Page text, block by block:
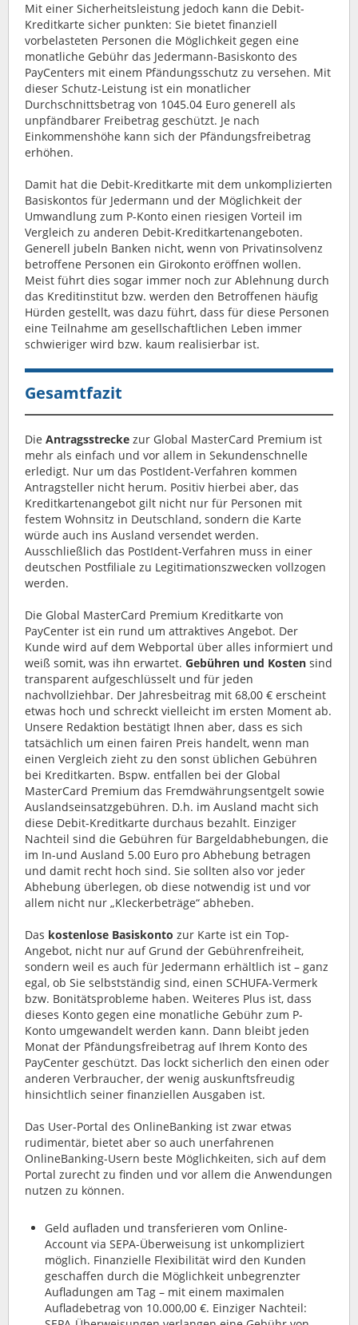
Mit einer Sicherheitsleistung jedoch kann die Debit-
Kreditkarte sicher punkten: Sie bietet finanziell
vorbelasteten Personen die Möglichkeit gegen eine
monatliche Gebühr das Jedermann-Basiskonto des
PayCenters mit einem Pfändungsschutz zu versehen. Mit
dieser Schutz-Leistung ist ein monatlicher
Durchschnittsbetrag von 1045.04 Euro generell als
unpfändbarer Freibetrag geschützt. Je nach
Einkommenshöhe kann sich der Pfändungsfreibetrag
erhöhen.
Damit hat die Debit-Kreditkarte mit dem unkomplizierten
Basiskontos für Jedermann und der Möglichkeit der
Umwandlung zum P-Konto einen riesigen Vorteil im
Vergleich zu anderen Debit-Kreditkartenangeboten.
Generell jubeln Banken nicht, wenn von Privatinsolvenz
betroffene Personen ein Girokonto eröffnen wollen.
Meist führt dies sogar immer noch zur Ablehnung durch
das Kreditinstitut bzw. werden den Betroffenen häufig
Hürden gestellt, was dazu führt, dass für diese Personen
eine Teilnahme am gesellschaftlichen Leben immer
schwieriger wird bzw. kaum realisierbar ist.
Gesamtfazit
Die Antragsstrecke zur Global MasterCard Premium ist
mehr als einfach und vor allem in Sekundenschnelle
erledigt. Nur um das PostIdent-Verfahren kommen
Antragsteller nicht herum. Positiv hierbei aber, das
Kreditkartenangebot gilt nicht nur für Personen mit
festem Wohnsitz in Deutschland, sondern die Karte
würde auch ins Ausland versendet werden.
Ausschließlich das PostIdent-Verfahren muss in einer
deutschen Postfiliale zu Legitimationszwecken vollzogen
werden.
Die Global MasterCard Premium Kreditkarte von
PayCenter ist ein rund um attraktives Angebot. Der
Kunde wird auf dem Webportal über alles informiert und
weiß somit, was ihn erwartet. Gebühren und Kosten sind
transparent aufgeschlüsselt und für jeden
nachvollziehbar. Der Jahresbeitrag mit 68,00 € erscheint
etwas hoch und schreckt vielleicht im ersten Moment ab.
Unsere Redaktion bestätigt Ihnen aber, dass es sich
tatsächlich um einen fairen Preis handelt, wenn man
einen Vergleich zieht zu den sonst üblichen Gebühren
bei Kreditkarten. Bspw. entfallen bei der Global
MasterCard Premium das Fremdwährungsentgelt sowie
Auslandseinsatzgebühren. D.h. im Ausland macht sich
diese Debit-Kreditkarte durchaus bezahlt. Einziger
Nachteil sind die Gebühren für Bargeldabhebungen, die
im In-und Ausland 5.00 Euro pro Abhebung betragen
und damit recht hoch sind. Sie sollten also vor jeder
Abhebung überlegen, ob diese notwendig ist und vor
allem nicht nur „Kleckerbeträge“ abheben.
Das kostenlose Basiskonto zur Karte ist ein Top-
Angebot, nicht nur auf Grund der Gebührenfreiheit,
sondern weil es auch für Jedermann erhältlich ist – ganz
egal, ob Sie selbstständig sind, einen SCHUFA-Vermerk
bzw. Bonitätsprobleme haben. Weiteres Plus ist, dass
dieses Konto gegen eine monatliche Gebühr zum P-
Konto umgewandelt werden kann. Dann bleibt jeden
Monat der Pfändungsfreibetrag auf Ihrem Konto des
PayCenter geschützt. Das lockt sicherlich den einen oder
anderen Verbraucher, der wenig auskunftsfreudig
hinsichtlich seiner finanziellen Ausgaben ist.
Das User-Portal des OnlineBanking ist zwar etwas
rudimentär, bietet aber so auch unerfahrenen
OnlineBanking-Usern beste Möglichkeiten, sich auf dem
Portal zurecht zu finden und vor allem die Anwendungen
nutzen zu können.
Geld aufladen und transferieren vom Online-
Account via SEPA-Überweisung ist unkompliziert
möglich. Finanzielle Flexibilität wird den Kunden
geschaffen durch die Möglichkeit unbegrenzter
Aufladungen am Tag – mit einem maximalen
Aufladebetrag von 10.000,00 €. Einziger Nachteil: